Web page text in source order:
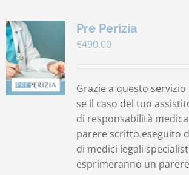
Lavora con noi
Carrello
Pre Perizia
€490.00
Grazie a questo
se il caso del tuo
di responsabilità
parere scritto eseguito
di medici legali
esprimeranno un